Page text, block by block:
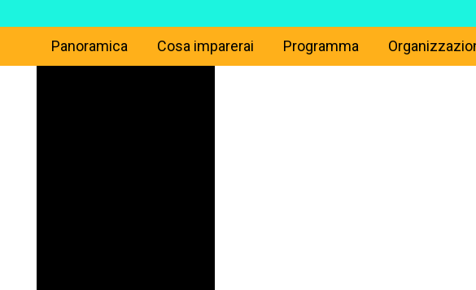
Panoramica Cosa imparerai Programma